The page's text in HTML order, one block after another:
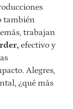
también
trabajan
efectivo y
Alegres,
¿qué más